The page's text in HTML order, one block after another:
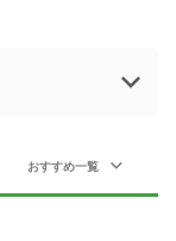
おすすめ一覧